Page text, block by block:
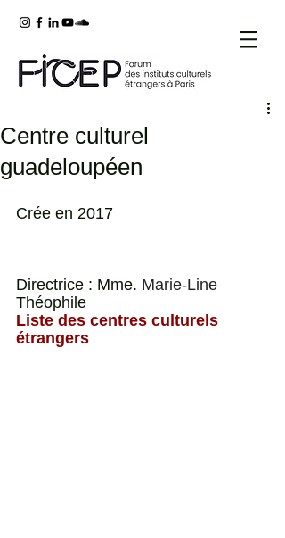
Centre culturel
guadeloupéen
Crée en 2017
Directrice : Mme. Marie-Line
Théophile
Liste des centres culturels
étrangers